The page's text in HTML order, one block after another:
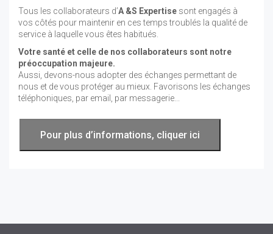
Tous les collaborateurs d’A &S Expertise sont engagés à
vos côtés pour maintenir en ces temps troublés la qualité de
service à laquelle vous êtes habitués.
Votre santé et celle de nos collaborateurs sont notre
préoccupation majeure.
Aussi, devons-nous adopter des échanges permettant de
nous et de vous protéger au mieux. Favorisons les échanges
téléphoniques, par email, par messagerie...
Pour plus d’informations, cliquer ici